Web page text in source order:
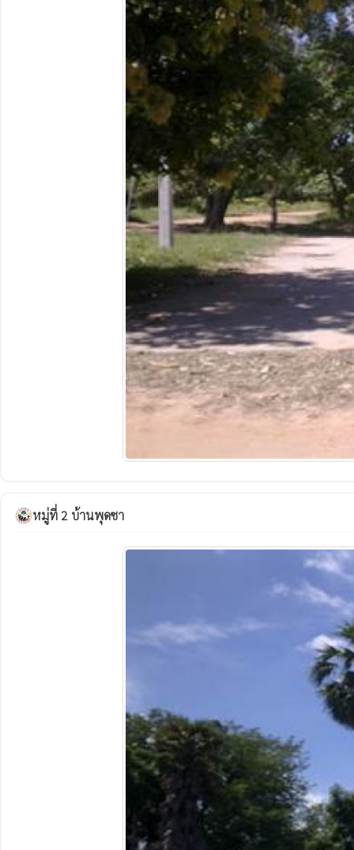
หมู่ที่ 2 บ้านพุดซา